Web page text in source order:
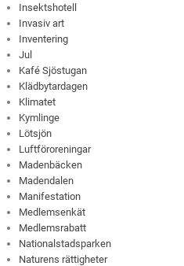
Insektshotell
Invasiv art
Inventering
Jul
Kafé Sjöstugan
Klädbytardagen
Klimatet
Kymlinge
Lötsjön
Luftföroreningar
Madenbäcken
Madendalen
Manifestation
Medlemsenkät
Medlemsrabatt
Nationalstadsparken
Naturens rättigheter